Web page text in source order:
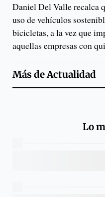
Daniel Del Valle recalca
uso de vehículos
bicicletas, a la vez que
aquellas empresas con
Más deActualidad
Lo